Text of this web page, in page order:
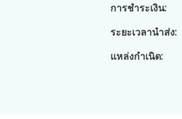
การชำระเงิน:
ระยะเวลานำส่ง:
แหล่งกำเนิด: